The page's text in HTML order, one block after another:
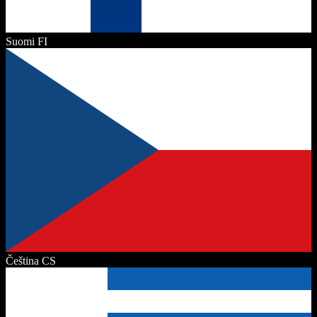
Suomi FI
Čeština CS